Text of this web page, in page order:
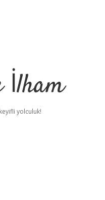
İlham
yolculuk!